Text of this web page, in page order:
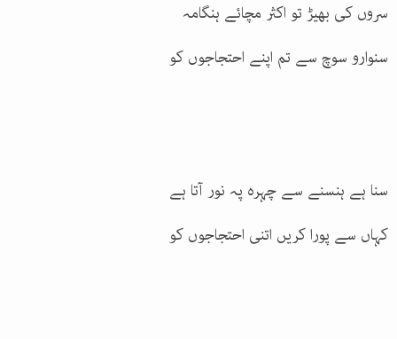
سروں کی بھیڑ تو اکثر مچائے ہنگامہ
سنوارو سوچ سے تم اپنے احتجاجوں کو
سنا ہے ہنسنے سے چہرہ پہ نور آتا ہے
کہاں سے پورا کریں اتنی احتجاجوں کو